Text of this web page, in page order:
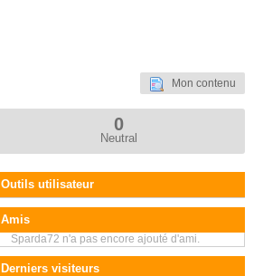
Mon contenu
0
Neutral
Outils utilisateur
Amis
Sparda72 n'a pas encore ajouté d'ami.
Derniers visiteurs